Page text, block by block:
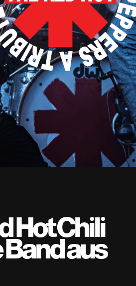
Hot Chili
aus